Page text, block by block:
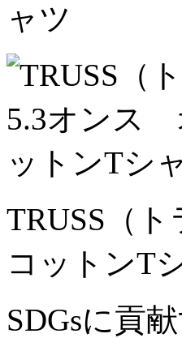
ャツ
TRUSS（
コットンT
SDGsに貢